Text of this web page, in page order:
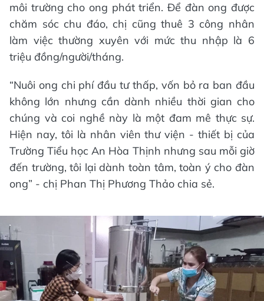
môi trường cho ong phát triển. Để đàn ong được
chăm sóc chu đáo, chị cũng thuê 3 công nhân
làm việc thường xuyên với mức thu nhập là 6
triệu đồng/người/tháng.
“Nuôi ong chi phí đầu tư thấp, vốn bỏ ra ban đầu
không lớn nhưng cần dành nhiều thời gian cho
chúng và coi nghề này là một đam mê thực sự.
Hiện nay, tôi là nhân viên thư viện - thiết bị của
Trường Tiểu học An Hòa Thịnh nhưng sau mỗi giờ
đến trường, tôi lại dành toàn tâm, toàn ý cho đàn
ong” - chị Phan Thị Phương Thảo chia sẻ.